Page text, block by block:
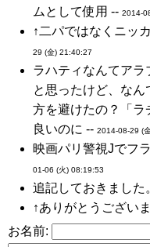
ムとして使用 -- 2014-
↑二パではなくニッ
29 (金) 21:40:27
ラハティなんてアラ
と思ったけど、な
方を避けたの？「
良いのに -- 2014-08-29 (
映画パリ警視Jでフ
01-06 (火) 08:19:53
追記しておきました
↑ありがとうござい
お名前: